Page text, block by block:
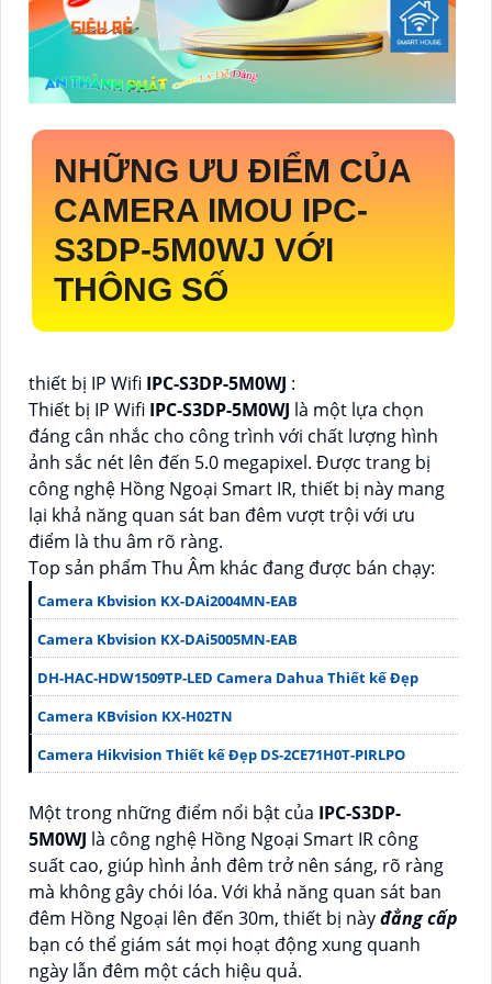
NHỮNG ƯU ĐIỂM CỦA
CAMERA IMOU IPC-
S3DP-5M0WJ VỚI
THÔNG SỐ
thiết bị IP Wifi IPC-S3DP-5M0WJ :
Thiết bị IP Wifi IPC-S3DP-5M0WJ là một lựa chọn
đáng cân nhắc cho công trình với chất lượng hình
ảnh sắc nét lên đến 5.0 megapixel. Được trang bị
công nghệ Hồng Ngoại Smart IR, thiết bị này mang
lại khả năng quan sát ban đêm vượt trội với ưu
điểm là thu âm rõ ràng.
Top sản phẩm Thu Âm khác đang được bán chạy:
Camera Kbvision KX-DAi2004MN-EAB
Camera Kbvision KX-DAi5005MN-EAB
DH-HAC-HDW1509TP-LED Camera Dahua Thiết kế Đẹp
Camera KBvision KX-H02TN
Camera Hikvision Thiết kế Đẹp DS-2CE71H0T-PIRLPO
Một trong những điểm nổi bật của IPC-S3DP-
5M0WJ là công nghệ Hồng Ngoại Smart IR công
suất cao, giúp hình ảnh đêm trở nên sáng, rõ ràng
mà không gây chói lóa. Với khả năng quan sát ban
đêm Hồng Ngoại lên đến 30m, thiết bị nàyđẳng cấp
bạn có thể giám sát mọi hoạt động xung quanh
ngày lẫn đêm một cách hiệu quả.